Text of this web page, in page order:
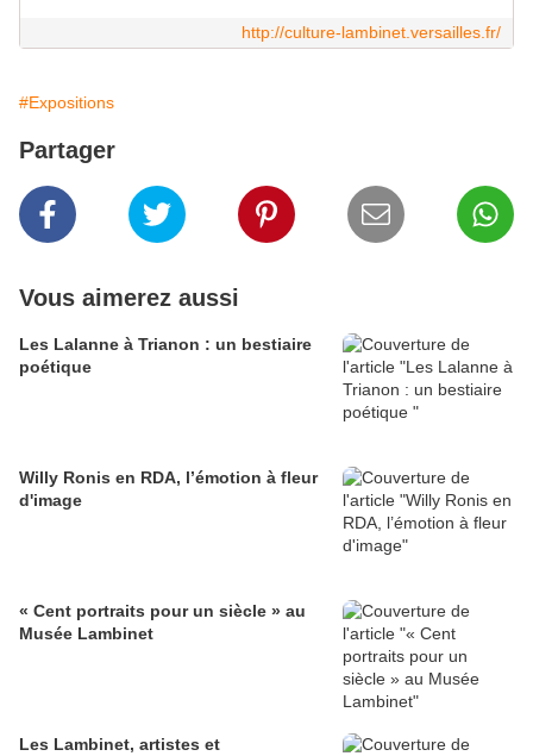
http://culture-lambinet.versailles.fr/
#Expositions
Partager
Vous aimerez aussi
Les Lalanne à Trianon : un bestiaire
poétique
Willy Ronis en RDA, l’émotion à fleur
d'image
« Cent portraits pour un siècle » au
Musée Lambinet
Les Lambinet, artistes et